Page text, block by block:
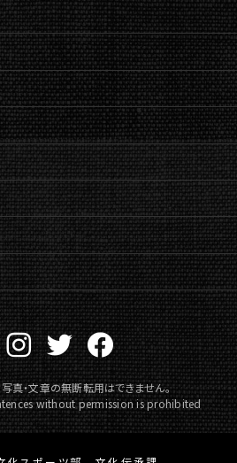
真・文章の無断転用はできません。
without permission is prohibited